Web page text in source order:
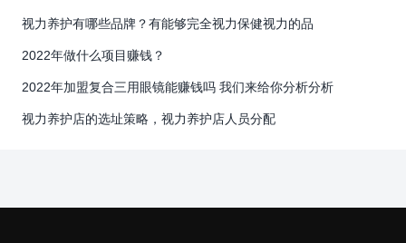
视力养护有哪些品牌？有能够完全视力保健视力的品
2022年做什么项目赚钱？
2022年加盟复合三用眼镜能赚钱吗 我们来给你分析分析
视力养护店的选址策略，视力养护店人员分配